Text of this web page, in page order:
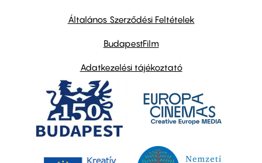
Általános Szerződési Feltételek
BudapestFilm
Adatkezelési tájékoztató